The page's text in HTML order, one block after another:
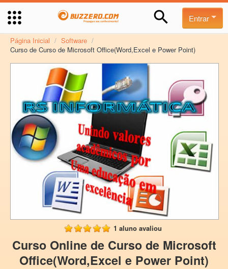
Entrar
Página Inicial / Software /
Curso de Curso de Microsoft Office(Word,Excel e Power Point)
1 aluno avaliou
Curso Online de Curso de Microsoft
Office(Word,Excel e Power Point)